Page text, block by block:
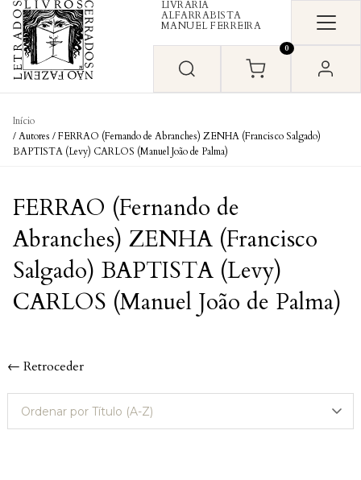
Skip to content
LIVRARIA
ALFARRABISTA
MANUEL FERREIRA
0
Início
/ Autores / FERRAO (Fernando de Abranches) ZENHA (Francisco Salgado)
BAPTISTA (Levy) CARLOS (Manuel João de Palma)
FERRAO (Fernando de
Abranches) ZENHA (Francisco
Salgado) BAPTISTA (Levy)
CARLOS (Manuel João de Palma)
← Retroceder